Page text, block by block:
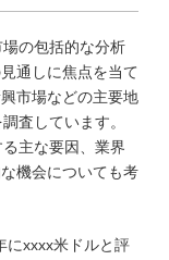
の包括的な分析
通しに焦点を当て
市場などの主要地
査しています。
主な要因、業界
機会についても考
にxxxx米ドルと評